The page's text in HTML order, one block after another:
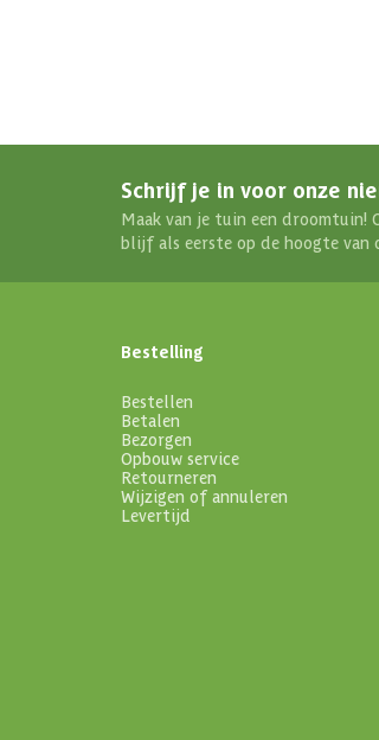
Schrijf je in voor onze
Maak van je tuin een droomtuin!
blijf als eerste op de hoogte van
Bestelling
Bestellen
Betalen
Bezorgen
Opbouw service
Retourneren
Wijzigen of annuleren
Levertijd